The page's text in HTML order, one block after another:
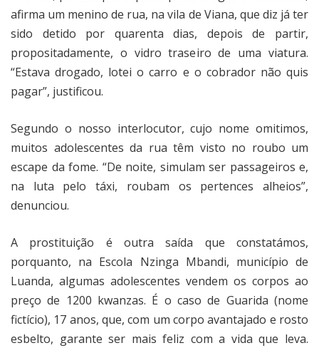
afirma um menino de rua, na vila de Viana, que diz já ter
sido detido por quarenta dias, depois de partir,
propositadamente, o vidro traseiro de uma viatura.
“Estava drogado, lotei o carro e o cobrador não quis
pagar”, justificou.
Segundo o nosso interlocutor, cujo nome omitimos,
muitos adolescentes da rua têm visto no roubo um
escape da fome. “De noite, simulam ser passageiros e,
na luta pelo táxi, roubam os pertences alheios”,
denunciou.
A prostituição é outra saída que constatámos,
porquanto, na Escola Nzinga Mbandi, município de
Luanda, algumas adolescentes vendem os corpos ao
preço de 1200 kwanzas. É o caso de Guarida (nome
fictício), 17 anos, que, com um corpo avantajado e rosto
esbelto, garante ser mais feliz com a vida que leva.